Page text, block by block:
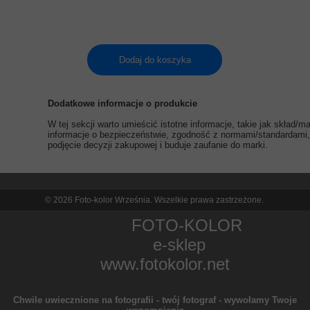
Dodaj do koszyka
Dodatkowe informacje o produkcie
W tej sekcji warto umieścić istotne informacje, takie jak skład/
informacje o bezpieczeństwie, zgodność z normami/
podjęcie decyzji zakupowej i buduje zaufanie do marki.
FOTO-KOLOR
e-sklep
www.fotokolor.net
Chwile uwiecznione na fotografii - twój fotograf - wywołamy Twoje
© 2026 Foto-kolor Września. Wszelkie prawa zastrzeżone.